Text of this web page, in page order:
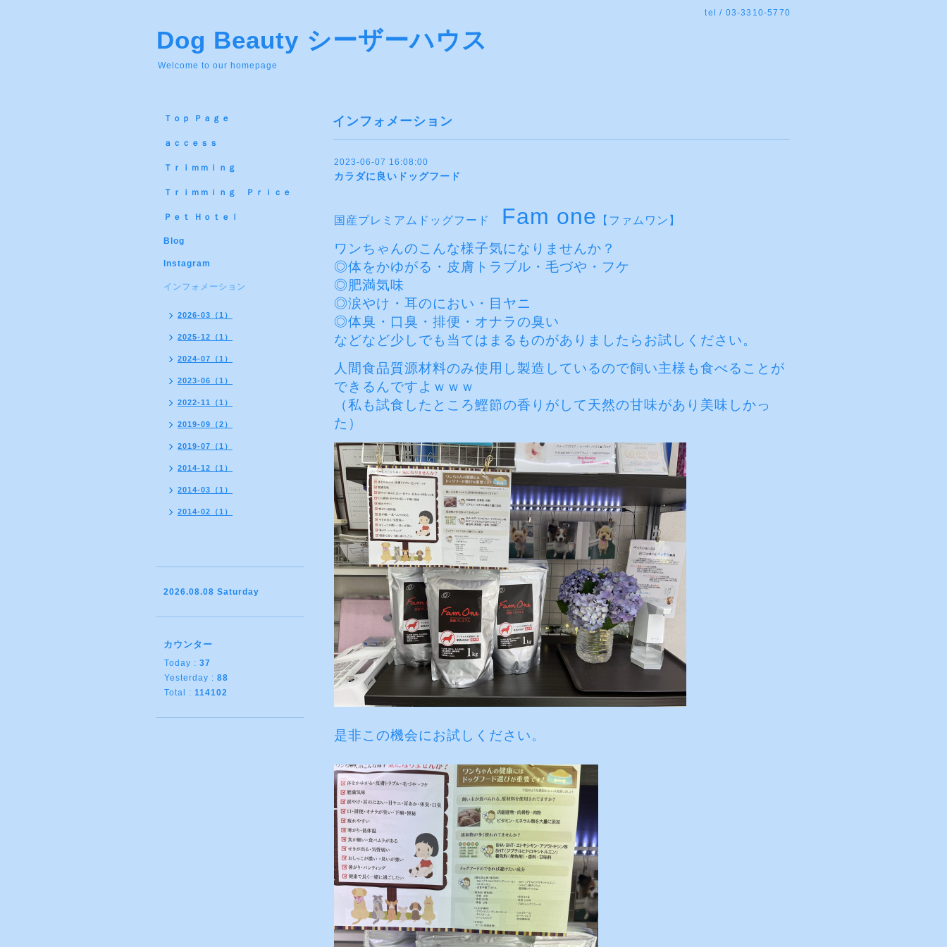
tel / 03-3310-5770
Dog Beauty シーザーハウス
Welcome to our homepage
インフォメーション
2023-06-07 16:08:00
カラダに良いドッグフード
国産プレミアムドッグフード Fam one 【ファムワン】
ワンちゃんのこんな様子気になりませんか？
◎体をかゆがる・皮膚トラブル・毛づや・フケ
◎肥満気味
◎涙やけ・耳のにおい・目ヤニ
◎体臭・口臭・排便・オナラの臭い
などなど少しでも当てはまるものがありましたらお試しください。
人間食品質源材料のみ使用し製造しているので飼い主様も食べることが
できるんですよｗｗｗ
（私も試食したところ鰹節の香りがして天然の甘味があり美味しかっ
た）
是非この機会にお試しください。
Ｔｏｐ Ｐａｇｅ
ａｃｃｅｓｓ
Ｔｒｉｍｍｉｎｇ
Ｔｒｉｍｍｉｎｇ Ｐｒｉｃｅ
Ｐｅｔ Ｈｏｔｅｌ
Blog
Instagram
インフォメーション
2026-03（1）
2025-12（1）
2024-07（1）
2023-06（1）
2022-11（1）
2019-09（2）
2019-07（1）
2014-12（1）
2014-03（1）
2014-02（1）
2026.08.08 Saturday
カウンター
Today : 37
Yesterday : 88
Total : 114102